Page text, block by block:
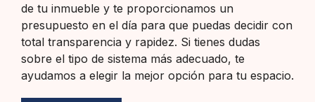
de tu inmueble y te proporcionamos un
presupuesto en el día para que puedas decidir con
total transparencia y rapidez. Si tienes dudas
sobre el tipo de sistema más adecuado, te
ayudamos a elegir la mejor opción para tu espacio.